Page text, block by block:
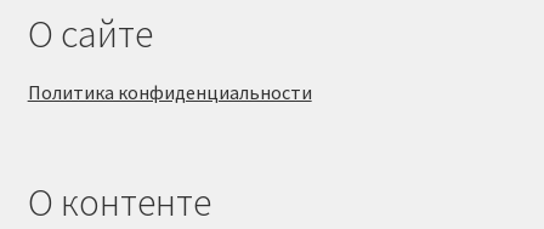
О сайте
Политика конфиденциальности
О контенте